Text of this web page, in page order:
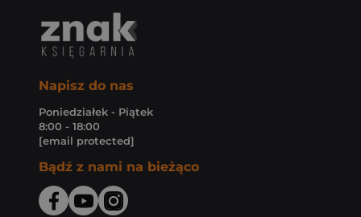
Napisz do nas
Poniedziałek - Piątek
8:00 - 18:00
[email protected]
Bądź z nami na bieżąco